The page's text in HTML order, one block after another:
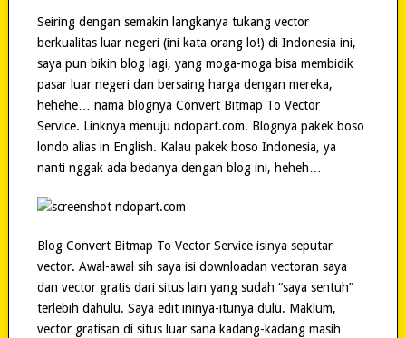
Seiring dengan semakin langkanya tukang vector
berkualitas luar negeri (ini kata orang lo!) di Indonesia ini,
saya pun bikin blog lagi, yang moga-moga bisa membidik
pasar luar negeri dan bersaing harga dengan mereka,
hehehe… nama blognya Convert Bitmap To Vector
Service. Linknya menuju ndopart.com. Blognya pakek boso
londo alias in English. Kalau pakek boso Indonesia, ya
nanti nggak ada bedanya dengan blog ini, heheh…
Blog Convert Bitmap To Vector Service isinya seputar
vector. Awal-awal sih saya isi downloadan vectoran saya
dan vector gratis dari situs lain yang sudah “saya sentuh”
terlebih dahulu. Saya edit ininya-itunya dulu. Maklum,
vector gratisan di situs luar sana kadang-kadang masih